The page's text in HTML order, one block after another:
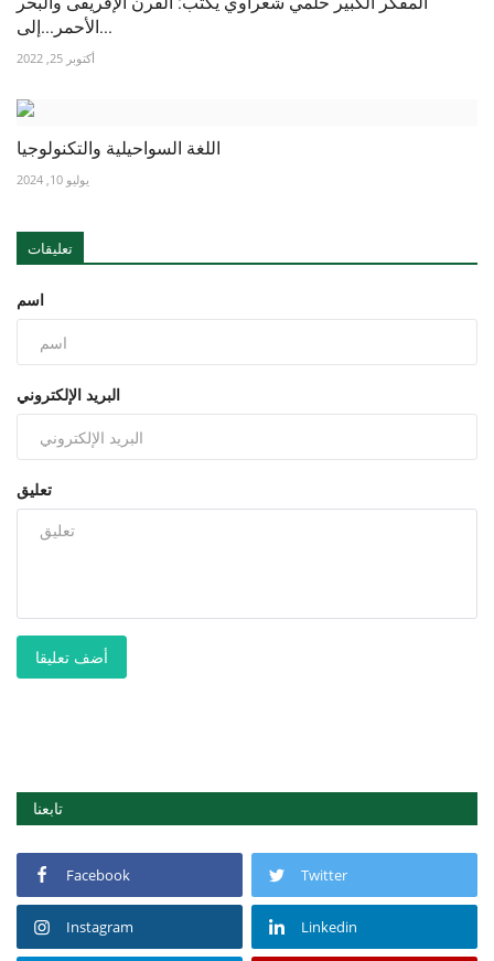
الأحمر...إلى...
أكتوبر 25, 2022
اللغة السواحيلية والتكنولوجيا
يوليو 10, 2024
تعليقات
اسم
البريد الإلكتروني
تعليق
أضف تعليقا
تابعنا
Facebook Twitter
Instagram Linkedin